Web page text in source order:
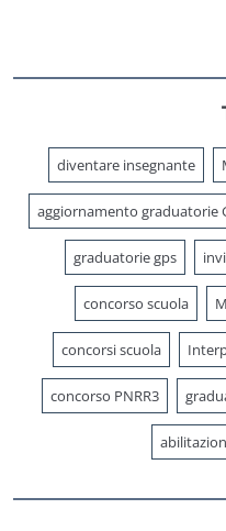
diventare insegnante
aggiornamento graduatorie
graduatorie gps
concorso scuola
concorsi scuola
concorso PNRR3